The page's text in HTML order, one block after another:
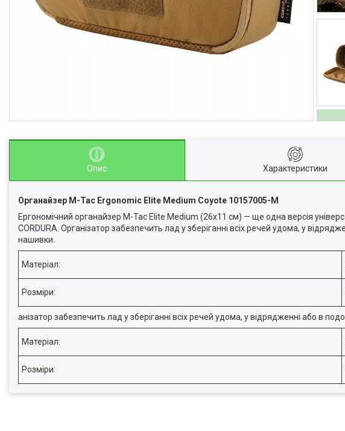
Опис Характеристики
Органайзер M-Tac Ergonomic Elite Medium Coyote 10157005-M
Ергономічний органайзер M-Tac Elite Medium (26x11 см) — ще одна версія
CORDURA. Організатор забезпечить лад у зберіганні всіх речей удома, у
нашивки.
Матеріал:
Розміри:
анізатор забезпечить лад у зберіганні всіх речей удома, у відрядженні або в
Матеріал:
Розміри: